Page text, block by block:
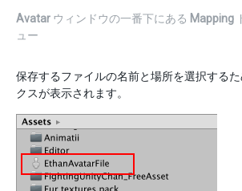
Avatar ウィンドウの一番下にある Mapping
ュー
保存するファイルの名前と場所を選択する
クスが表示されます。